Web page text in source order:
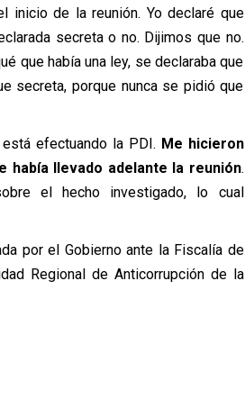
inicio de la reunión. Yo declaré que
secreta o no. Dijimos que no.
que había una ley, se declaraba que
secreta, porque nunca se pidió que
efectuando la PDI. Me hicieron
había llevado adelante la reunión.
el hecho investigado, lo cual
por el Gobierno ante la Fiscalía de
Regional de Anticorrupción de la